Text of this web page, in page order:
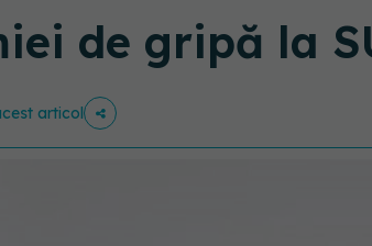
de gripă la
articol